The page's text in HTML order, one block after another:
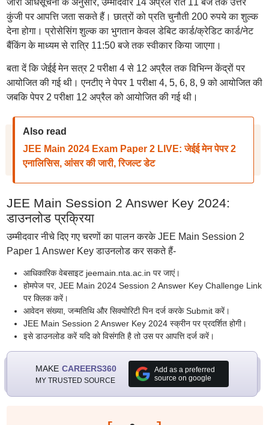
जारी अधिसूचना के अनुसार, उम्मीदवार 14 अप्रैल रात 11 बजे तक उत्तर
कुंजी पर आपत्ति जता सकते हैं। छात्रों को प्रति चुनौती 200 रुपये का शुल्क
देना होगा। प्रोसेसिंग शुल्क का भुगतान केवल डेबिट कार्ड/क्रेडिट कार्ड/नेट
बैंकिंग के माध्यम से रात्रि 11:50 बजे तक स्वीकार किया जाएगा।
बता दें कि जेईई मेन सत्र 2 परीक्षा 4 से 12 अप्रैल तक विभिन्न केंद्रों पर
आयोजित की गई थी। एनटीए ने पेपर 1 परीक्षा 4, 5, 6, 8, 9 को आयोजित की
जबकि पेपर 2 परीक्षा 12 अप्रैल को आयोजित की गई थी।
Also read
JEE Main 2024 Exam Paper 2 LIVE: जेईई मेन पेपर 2
एनालिसिस, आंसर की जारी, रिजल्ट डेट
JEE Main Session 2 Answer Key 2024:
डाउनलोड प्रक्रिया
उम्मीदवार नीचे दिए गए चरणों का पालन करके JEE Main Session 2
Paper 1 Answer Key डाउनलोड कर सकते हैं-
आधिकारिक वेबसाइट jeemain.nta.ac.in पर जाएं।
होमपेज पर, JEE Main 2024 Session 2 Answer Key Challenge Link
पर क्लिक करें।
आवेदन संख्या, जन्मतिथि और सिक्योरिटी पिन दर्ज करके Submit करें।
JEE Main Session 2 Answer Key 2024 स्क्रीन पर प्रदर्शित होगी।
इसे डाउनलोड करें यदि को विसंगति है तो उस पर आपत्ति दर्ज करें।
MAKE CAREERS360
MY TRUSTED SOURCE
Add as a preferred
source on google